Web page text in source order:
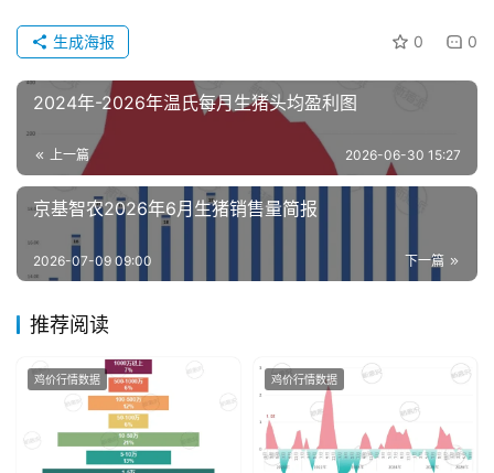
讯
新
闻
分
报
告
数
图
0 0
生成海报
2024年-2026年温氏每月生猪头均盈利图
上一篇 2026-06-30 15:27
京基智农2026年6月生猪销售量简报
下一篇
2026-07-09 09:00
推荐阅读
鸡价行情数据 鸡价行情数据